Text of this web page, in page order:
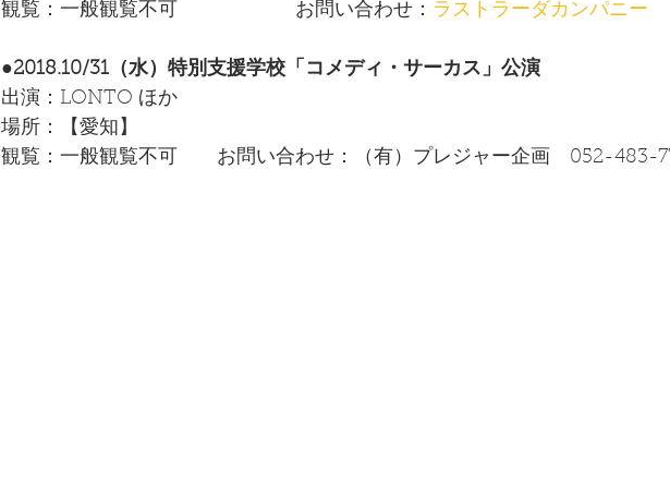
観覧：一般観覧不可　　　　　　お問い合わせ： ラストラーダカンパニー
●2018.10/31（水）特別支援学校「コメディ・サーカス」公演
出演：LONTO ほか
場所：【愛知】
観覧：一般観覧不可　　お問い合わせ：（有）プレジャー企画　052-483-